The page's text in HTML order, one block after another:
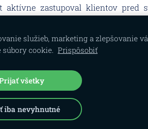
aktívne zastupoval klientov pred
služieb, marketing a zlepšovanie
cookie. Prispôsobiť
všetky
iba nevyhnutné